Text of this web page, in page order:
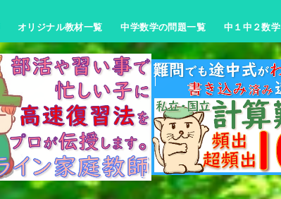
オリジナル教材一覧 中学数学の問題一覧 中１中２数学